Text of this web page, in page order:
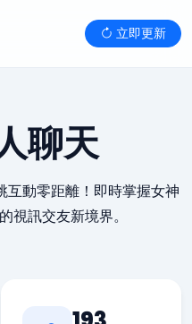
立即更新
聊天
動零距離！即時掌握女神
視訊交友新境界。